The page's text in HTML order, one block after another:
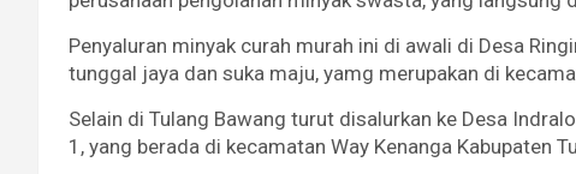
Penyaluran minyak curah murah ini di awali di Desa
tunggal jaya dan suka maju, yamg merupakan di
Selain di Tulang Bawang turut disalurkan ke Desa
1, yang berada di kecamatan Way Kenanga Kabupaten